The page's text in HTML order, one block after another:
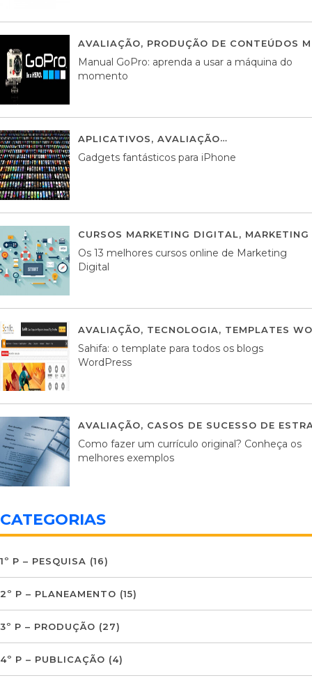
AVALIAÇÃO, PRODUÇÃO DE CONTEÚDOS
Manual GoPro: aprenda a usar a máquina do
momento
APLICATIVOS, AVALIAÇÃO
Gadgets fantásticos para iPhone
CURSOS MARKETING DIGITAL,
Os 13 melhores cursos online de Marketing
Digital
AVALIAÇÃO, TECNOLOGIA, TEMPLATES
Sahifa: o template para todos os blogs
WordPress
AVALIAÇÃO, CASOS DE SUCESSO DE
Como fazer um currículo original? Conheça os
melhores exemplos
CATEGORIAS
1º P – PESQUISA (16)
2º P – PLANEAMENTO (15)
3º P – PRODUÇÃO (27)
4º P – PUBLICAÇÃO (4)